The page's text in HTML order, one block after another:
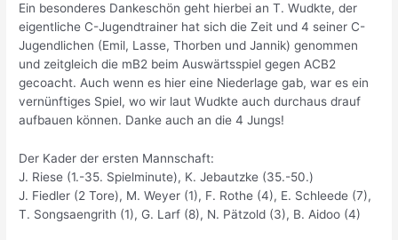
Ein besonderes Dankeschön geht hierbei an T. Wudkte, der
eigentliche C-Jugendtrainer hat sich die Zeit und 4 seiner C-
Jugendlichen (Emil, Lasse, Thorben und Jannik) genommen
und zeitgleich die mB2 beim Auswärtsspiel gegen ACB2
gecoacht. Auch wenn es hier eine Niederlage gab, war es ein
vernünftiges Spiel, wo wir laut Wudkte auch durchaus drauf
aufbauen können. Danke auch an die 4 Jungs!
Der Kader der ersten Mannschaft:
J. Riese (1.-35. Spielminute), K. Jebautzke (35.-50.)
J. Fiedler (2 Tore), M. Weyer (1), F. Rothe (4), E. Schleede (7),
T. Songsaengrith (1), G. Larf (8), N. Pätzold (3), B. Aidoo (4)